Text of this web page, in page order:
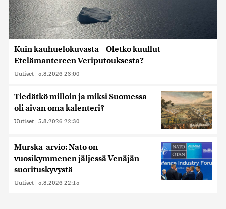
Kuin kauhuelokuvasta – Oletko kuullut
Etelämantereen Veriputouksesta?
Uutiset | 5.8.2026 23:00
Tiedätkö milloin ja miksi Suomessa
oli aivan oma kalenteri?
Uutiset | 5.8.2026 22:30
Murska-arvio: Nato on
vuosikymmenen jäljessä Venäjän
suorituskyvystä
Uutiset | 5.8.2026 22:15